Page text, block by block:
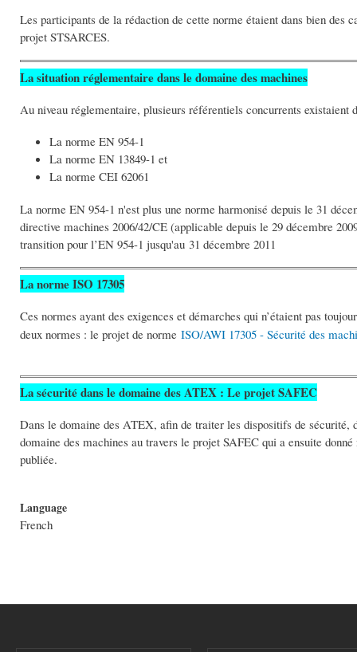
Les participants de la rédaction de cette norme étaient dans bien des
projet STSARCES.
La situation réglementaire dans le domaine des machines
Au niveau réglementaire, plusieurs référentiels concurrents
La norme EN 954-1
La norme EN 13849-1 et
La norme CEI 62061
La norme EN 954-1 n'est plus une norme harmonisé depuis le 31
directive machines 2006/42/CE (applicable depuis le 29 décembre
transition pour l’EN 954-1 jusqu'au 31 décembre 2011
La norme ISO 17305
Ces normes ayant des exigences et démarches qui n’étaient pas
deux normes : le projet de norme ISO/AWI 17305 - Sécurité des
La sécurité dans le domaine des ATEX : Le projet SAFEC
Dans le domaine des ATEX, afin de traiter les dispositifs de
domaine des machines au travers le projet SAFEC qui a ensuite
publiée.
Language
French